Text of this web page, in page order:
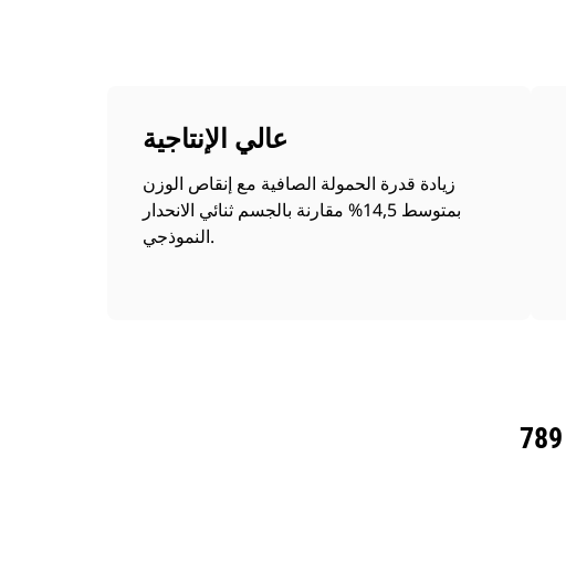
عالي الإنتاجية
زيادة قدرة الحمولة الصافية مع إنقاص الوزن
بمتوسط 14,5% مقارنة بالجسم ثنائي الانحدار
النموذجي.